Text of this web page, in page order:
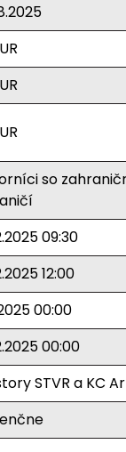
so
09:30
12:00
00:00
00:00
STVR a KC